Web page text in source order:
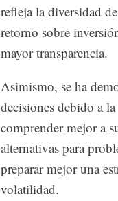
refleja la diversidad
retorno sobre
mayor transparencia.
Asimismo, se ha
decisiones debido a
comprender mejor a
alternativas para
preparar mejor una
volatilidad.